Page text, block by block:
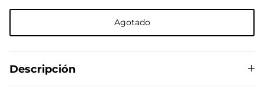
Agotado
Descripción